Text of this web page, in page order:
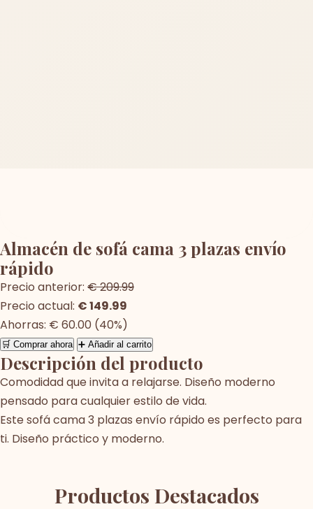
Almacén de sofá cama 3 plazas envío
rápido
Precio anterior: € 209.99
Precio actual: € 149.99
Ahorras: € 60.00 (40%)
🛒 Comprar ahora ➕ Añadir al carrito
Descripción del producto
Comodidad que invita a relajarse. Diseño moderno
pensado para cualquier estilo de vida.
Este sofá cama 3 plazas envío rápido es perfecto para
ti. Diseño práctico y moderno.
Productos Destacados